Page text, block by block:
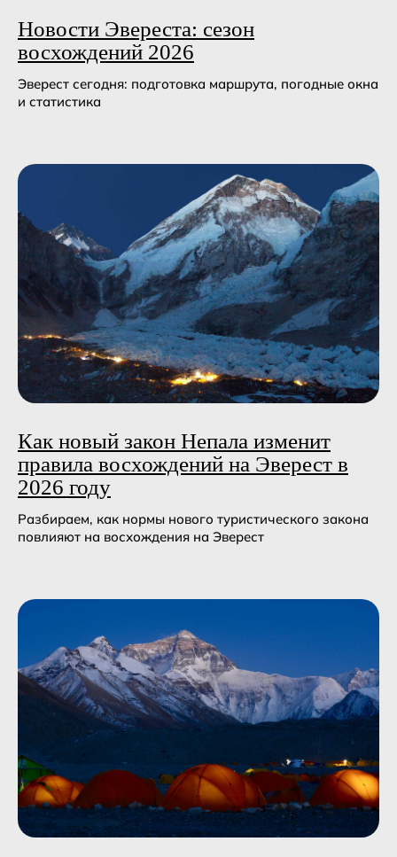
Новости Эвереста: сезон
восхождений 2026
Эверест сегодня: подготовка маршрута, погодные окна
и статистика
Как новый закон Непала изменит
правила восхождений на Эверест в
2026 году
Разбираем, как нормы нового туристического закона
повлияют на восхождения на Эверест
блог